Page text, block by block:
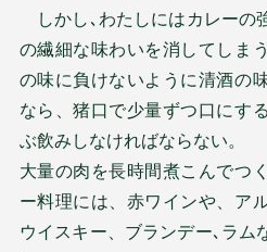
しかし､わたしにはカレーの
の繊細な味わいを消してしま
の味に負けないように清酒の
なら、猪口で少量ずつ口にす
ぶ飲みしなければならない。
大量の肉を長時間煮こんでつ
ー料理には、赤ワインや、ア
ウイスキー、ブランデー､ラム